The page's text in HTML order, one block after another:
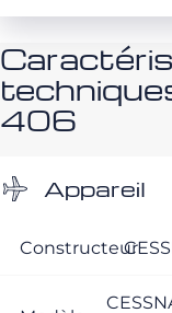
406
Appareil
Constructeur